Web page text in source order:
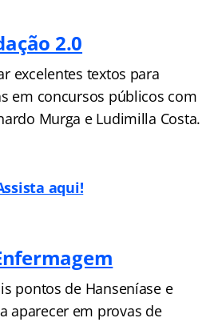
2.0
excelentes textos para
em concursos públicos com
Murga e Ludimilla Costa.
aqui!
pontos de Hanseníase e
aparecer em provas de